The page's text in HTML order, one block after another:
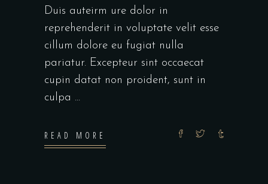
Duis auteirm ure dolor in
reprehenderit in voluptate velit esse
cillum dolore eu fugiat nulla
pariatur. Excepteur sint occaecat
cupin datat non proident, sunt in
culpa
READ MORE